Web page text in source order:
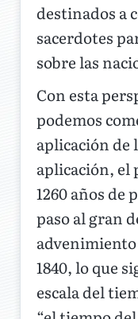
destinados a
sacerdotes
sobre las
Con esta
podemos
aplicación de
aplicación, el
1260 años de
paso al gran
advenimiento
1840, lo que
escala del